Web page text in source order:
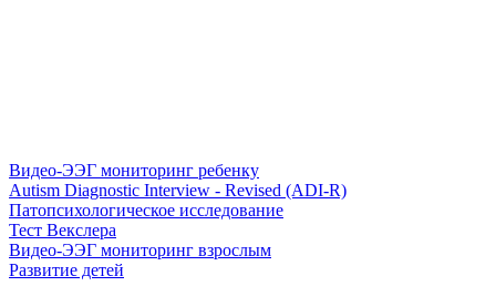
Видео-ЭЭГ мониторинг ребенку
Autism Diagnostic Interview - Revised (ADI-R)
Патопсихологическое исследование
Тест Векслера
Видео-ЭЭГ мониторинг взрослым
Развитие детей